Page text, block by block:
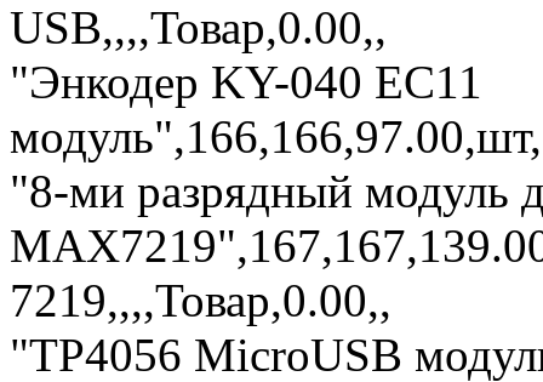
USB,,,,Товар,0.00,,
"Энкодер KY-040 EC11
"8-ми разрядный модуль
7219,,,,Товар,0.00,,
"TP4056 MicroUSB